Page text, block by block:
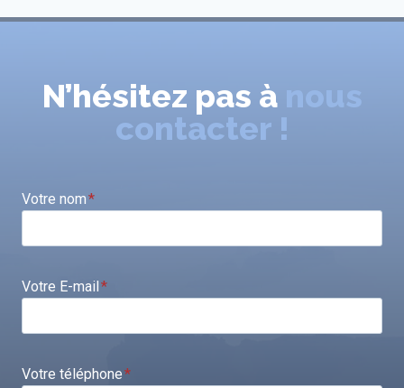
N’hésitez pas à nous
contacter !
Votre nom*
Votre E-mail*
Votre téléphone*